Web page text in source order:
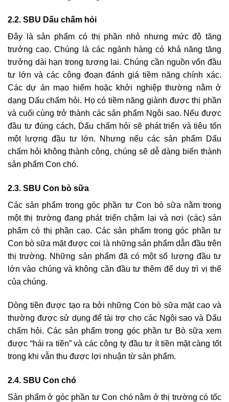
2.2. SBU Dấu chấm hỏi
Đây là sản phẩm có thị phần nhỏ nhưng mức độ tăng
trưởng cao. Chúng là các ngành hàng có khả năng tăng
trưởng dài hạn trong tương lai. Chúng cần nguồn vốn đầu
tư lớn và các công đoạn đánh giá tiềm năng chính xác.
Các dự án mạo hiểm hoặc khởi nghiệp thường nằm ở
dạng Dấu chấm hỏi. Họ có tiềm năng giành được thị phần
và cuối cùng trở thành các sản phẩm Ngôi sao. Nếu được
đầu tư đúng cách, Dấu chấm hỏi sẽ phát triển và tiêu tốn
một lượng đầu tư lớn. Nhưng nếu các sản phẩm Dấu
chấm hỏi không thành công, chúng sẽ dễ dàng biến thành
sản phẩm Con chó.
2.3. SBU Con bò sữa
Các sản phẩm trong góc phần tư Con bò sữa nằm trong
một thị trường đang phát triển chậm lại và nơi (các) sản
phẩm có thị phần cao. Các sản phẩm trong góc phần tư
Con bò sữa mặt được coi là những sản phẩm dẫn đầu trên
thị trường. Những sản phẩm đã có một số lượng đầu tư
lớn vào chúng và không cần đầu tư thêm để duy trì vị thế
của chúng.
Dòng tiền được tạo ra bởi những Con bò sữa mặt cao và
thường được sử dụng để tài trợ cho các Ngôi sao và Dấu
chấm hỏi. Các sản phẩm trong góc phần tư Bò sữa xem
được “hái ra tiền” và các công ty đầu tư ít tiền mặt càng tốt
trong khi vẫn thu được lợi nhuận từ sản phẩm.
2.4. SBU Con chó
Sản phẩm ở góc phần tư Con chó nằm ở thị trường có tốc